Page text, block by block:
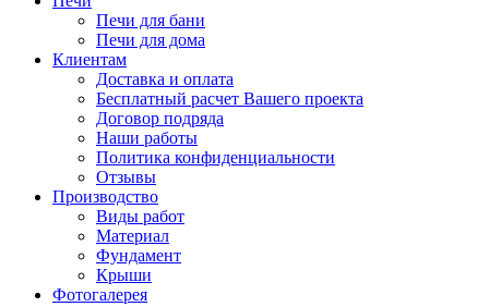
Печи для бани
Печи для дома
Клиентам
Доставка и оплата
Бесплатный расчет Вашего проекта
Договор подряда
Наши работы
Политика конфиденциальности
Отзывы
Производство
Виды работ
Материал
Фундамент
Крыши
Фотогалерея